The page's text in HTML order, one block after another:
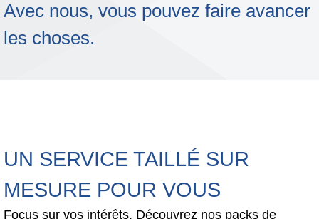
Avec nous, vous pouvez faire avancer
les choses.
UN SERVICE TAILLÉ SUR
MESURE POUR VOUS
Focus sur vos intérêts. Découvrez nos packs de